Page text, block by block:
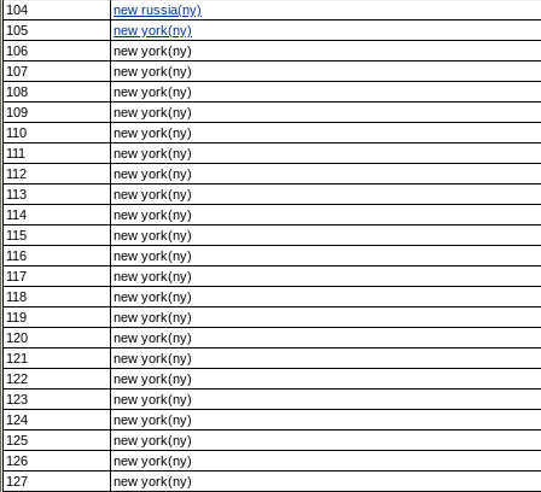
104
new russia(ny)
105
new york(ny)
106
new york(ny)
107
new york(ny)
108
new york(ny)
109
new york(ny)
110
new york(ny)
111
new york(ny)
112
new york(ny)
113
new york(ny)
114
new york(ny)
115
new york(ny)
116
new york(ny)
117
new york(ny)
118
new york(ny)
119
new york(ny)
120
new york(ny)
121
new york(ny)
122
new york(ny)
123
new york(ny)
124
new york(ny)
125
new york(ny)
126
new york(ny)
127
new york(ny)